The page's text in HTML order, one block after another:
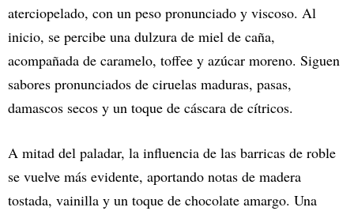
aterciopelado, con un peso pronunciado y viscoso. Al
inicio, se percibe una dulzura de miel de caña,
acompañada de caramelo, toffee y azúcar moreno. Siguen
sabores pronunciados de ciruelas maduras, pasas,
damascos secos y un toque de cáscara de cítricos.
A mitad del paladar, la influencia de las barricas de roble
se vuelve más evidente, aportando notas de madera
tostada, vainilla y un toque de chocolate amargo. Una